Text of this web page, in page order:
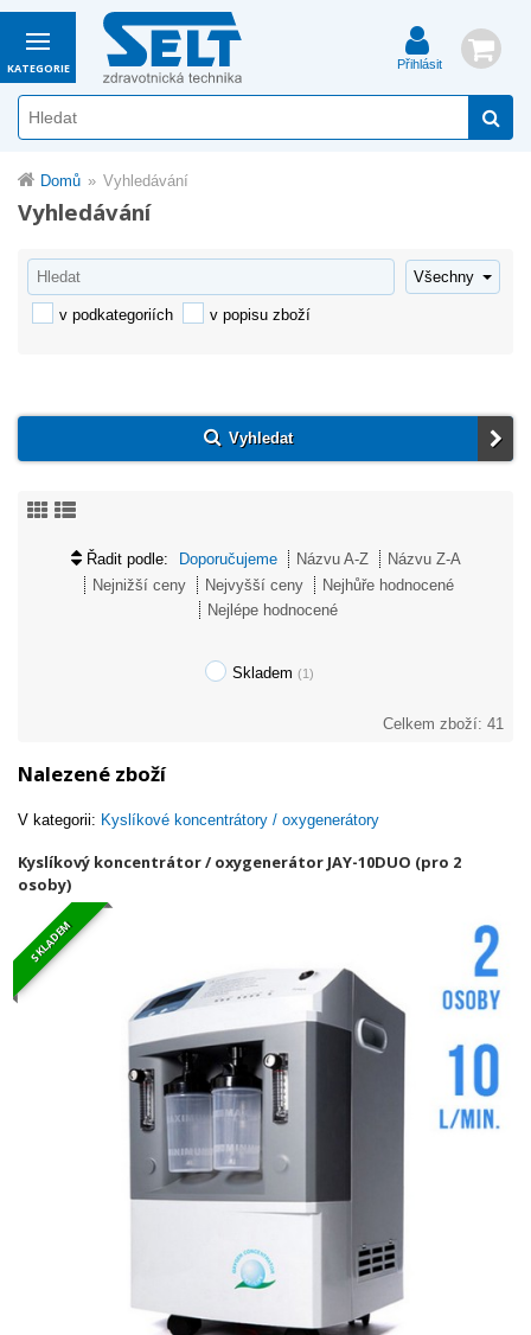
Přihlásit
KATEGORIE
Domů Vyhledávání
Vyhledávání
v podkategoriích v popisu zboží
Vyhledat
Řadit podle: Doporučujeme Názvu A-Z
Názvu Z-A
Nejnižší ceny
Nejvyšší ceny
Nejhůře hodnocené
Nejlépe hodnocené
Skladem(1)
Celkem zboží: 41
Nalezené zboží
V kategorii: Kyslíkové koncentrátory / oxygenerátory
Kyslíkový koncentrátor / oxygenerátor JAY-10DUO (pro 2
osoby)
SKLADEM